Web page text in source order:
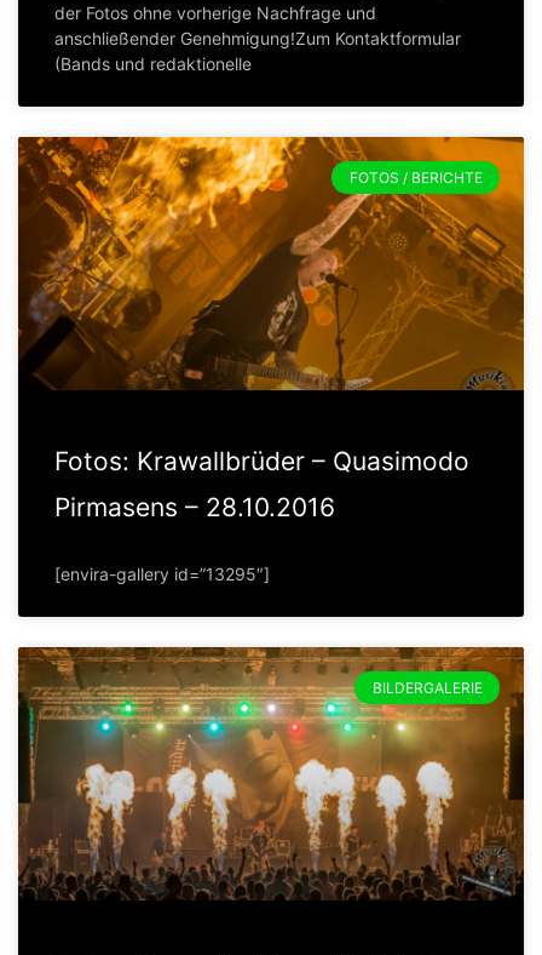
der Fotos ohne vorherige Nachfrage und
anschließender Genehmigung!Zum Kontaktformular
(Bands und redaktionelle
FOTOS / BERICHTE
Fotos: Krawallbrüder – Quasimodo
Pirmasens – 28.10.2016
[envira-gallery id=”13295″]
BILDERGALERIE